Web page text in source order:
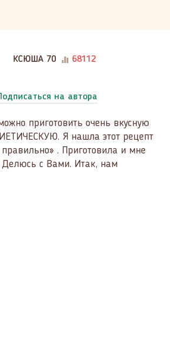
КСЮША 70 68112
на автора
приготовить очень вкусную
Я нашла этот рецепт
. Приготовила и мне
Делюсь с Вами. Итак, нам